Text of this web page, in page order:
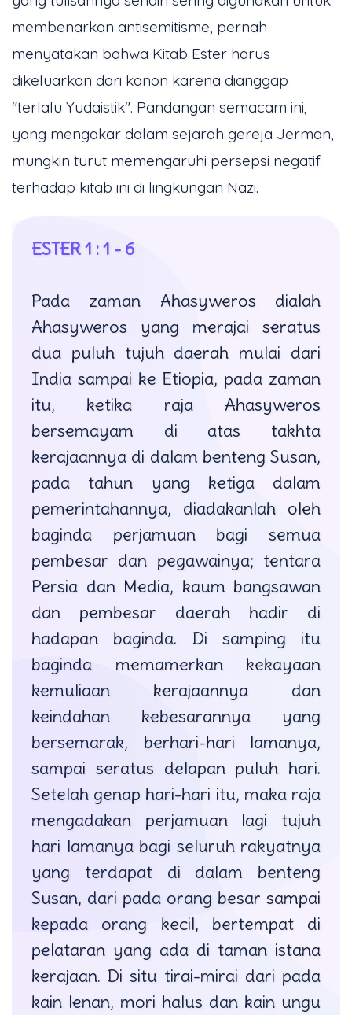
membenarkan antisemitisme, pernah
menyatakan bahwa Kitab Ester harus
dikeluarkan dari kanon karena dianggap
"terlalu Yudaistik". Pandangan semacam ini,
yang mengakar dalam sejarah gereja Jerman,
mungkin turut memengaruhi persepsi negatif
terhadap kitab ini di lingkungan Nazi.
ESTER 1 : 1 - 6
Pada zaman Ahasyweros dialah
Ahasyweros yang merajai seratus
dua puluh tujuh daerah mulai dari
India sampai ke Etiopia, pada zaman
itu, ketika raja Ahasyweros
bersemayam di atas takhta
kerajaannya di dalam benteng Susan,
pada tahun yang ketiga dalam
pemerintahannya, diadakanlah oleh
baginda perjamuan bagi semua
pembesar dan pegawainya; tentara
Persia dan Media, kaum bangsawan
dan pembesar daerah hadir di
hadapan baginda. Di samping itu
baginda memamerkan kekayaan
kemuliaan kerajaannya dan
keindahan kebesarannya yang
bersemarak, berhari-hari lamanya,
sampai seratus delapan puluh hari.
Setelah genap hari-hari itu, maka raja
mengadakan perjamuan lagi tujuh
hari lamanya bagi seluruh rakyatnya
yang terdapat di dalam benteng
Susan, dari pada orang besar sampai
kepada orang kecil, bertempat di
pelataran yang ada di taman istana
kerajaan. Di situ tirai-mirai dari pada
kain lenan, mori halus dan kain ungu